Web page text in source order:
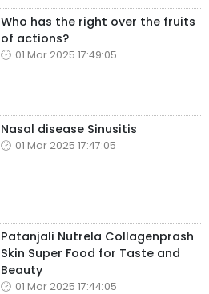
Who has the right over the fruits
of actions?
01 Mar 2025 17:49:05
Nasal disease Sinusitis
01 Mar 2025 17:47:05
Patanjali Nutrela Collagenprash
Skin Super Food for Taste and
Beauty
01 Mar 2025 17:44:05